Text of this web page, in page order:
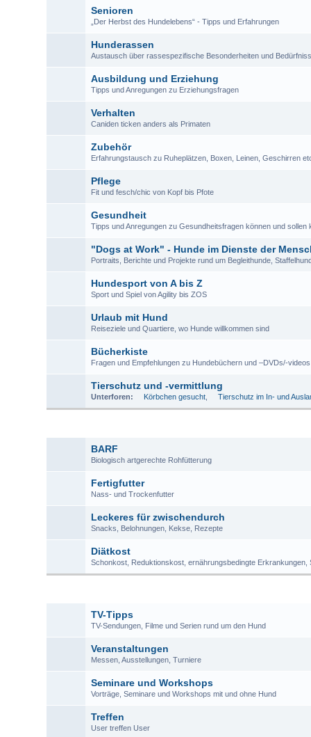
Senioren
„Der Herbst des Hundelebens“ - Tipps und Erfahrungen
Hunderassen
Austausch über rassespezifische Besonderheiten und
Ausbildung und Erziehung
Tipps und Anregungen zu Erziehungsfragen
Verhalten
Caniden ticken anders als Primaten
Zubehör
Erfahrungstausch zu Ruheplätzen, Boxen, Leinen, Geschirren
Pflege
Fit und fesch/chic von Kopf bis Pfote
Gesundheit
Tipps und Anregungen zu Gesundheitsfragen können und
"Dogs at Work" - Hunde im Dienste der
Portraits, Berichte und Projekte rund um Begleithunde,
Hundesport von A bis Z
Sport und Spiel von Agility bis ZOS
Urlaub mit Hund
Reiseziele und Quartiere, wo Hunde willkommen sind
Bücherkiste
Fragen und Empfehlungen zu Hundebüchern und –DVDs/-videos
Tierschutz und -vermittlung
Unterforen: Körbchen gesucht Tierschutz im In- und
BARF
Biologisch artgerechte Rohfütterung
Fertigfutter
Nass- und Trockenfutter
Leckeres für zwischendurch
Snacks, Belohnungen, Kekse, Rezepte
Diätkost
Schonkost, Reduktionskost, ernährungsbedingte Erkrankungen,
TV-Tipps
TV-Sendungen, Filme und Serien rund um den Hund
Veranstaltungen
Messen, Ausstellungen, Turniere
Seminare und Workshops
Vorträge, Seminare und Workshops mit und ohne Hund
Treffen
User treffen User